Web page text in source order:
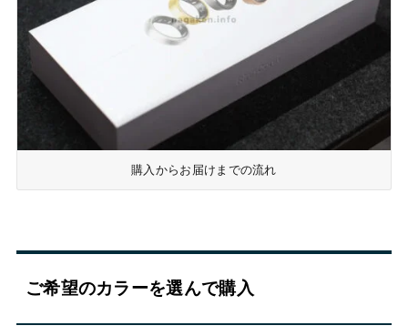
購入からお届けまでの流れ
ご希望のカラーを選んで購入